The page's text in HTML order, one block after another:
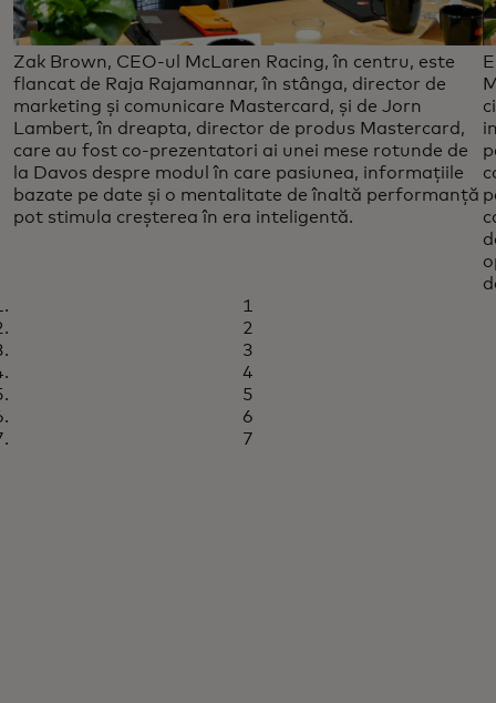
Zak Brown, CEO-ul McLaren Racing, în centru, este
flancat de Raja Rajamannar, în stânga, director de
marketing și comunicare Mastercard, și de Jorn
Lambert, în dreapta, director de produs Mastercard,
care au fost co-prezentatori ai unei mese rotunde de
la Davos despre modul în care pasiunea, informațiile
bazate pe date și o mentalitate de înaltă performanță
pot stimula creșterea în era inteligentă.
1
2
3
4
5
6
7